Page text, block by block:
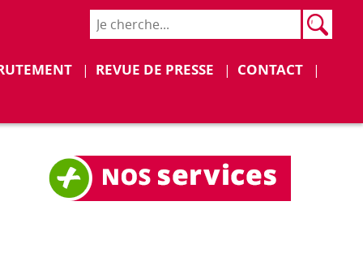
Déplier
REVUE DE PRESSE Déplier
CONTACT